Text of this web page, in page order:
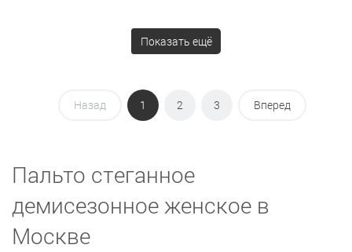
Показать ещё
Назад 1 2 3 Вперед
Пальто стеганное
демисезонное женское в
Москве